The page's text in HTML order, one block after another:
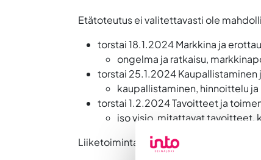
Etätoteutus ei valitettavasti ole
torstai 18.1.2024Markkina ja
ongelma ja ratkaisu,
torstai 25.1.2024Kaupallistaminen
kaupallistaminen, hinnoittelu
torstai 1.2.2024Tavoitteet ja
iso visio, mitattavat tavoitteet,
Liiketoiminta lentoon -